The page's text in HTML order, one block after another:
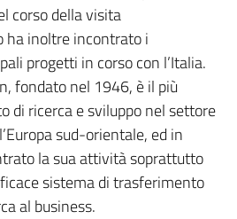
corso della visita
ha inoltre incontrato i
progetti in corso con l’Italia.
fondato nel 1946, è il più
di ricerca e sviluppo nel settore
sud-orientale, ed in
la sua attività soprattutto
sistema di trasferimento
al business.